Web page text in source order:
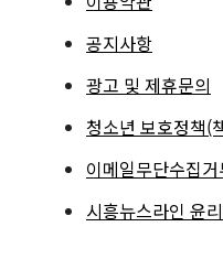
공지사항
광고 및 제휴문의
청소년 보호정책(
이메일무단수집거
시흥뉴스라인 윤